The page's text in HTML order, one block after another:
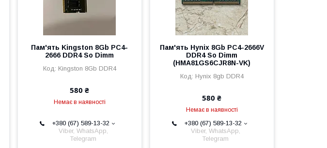
Пам'ять Kingston 8Gb PC4-
2666 DDR4 So Dimm
Kingston 8Gb DDR4
580 ₴
Немає в наявності
+380 (67) 589-13-32
Viber, WhatsApp,
Telegram
Пам'ять Hynix 8Gb PC4-2666V
DDR4 So Dimm
(HMA81GS6CJR8N-VK)
Hynix 8gb DDR4
580 ₴
Немає в наявності
+380 (67) 589-13-32
Viber, WhatsApp,
Telegram